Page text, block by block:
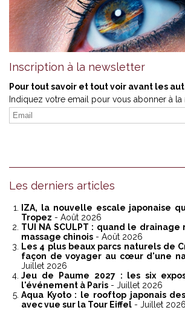
Inscription à la newsletter
Pour tout savoir et tout voir avant les
Indiquez votre email pour vous abonner à la
Les derniers articles
IZA, la nouvelle escale japonaise
Tropez - Août 2026
TUI NA SCULPT : quand le
massage chinois - Août 2026
Les 4 plus beaux parcs naturels de
façon de voyager au cœur d'une
Juillet 2026
Jeu de Paume 2027 : les six
l'événement à Paris - Juillet 2026
Aqua Kyoto : le rooftop japonais
avec vue sur la Tour Eiffel - Juillet 2026